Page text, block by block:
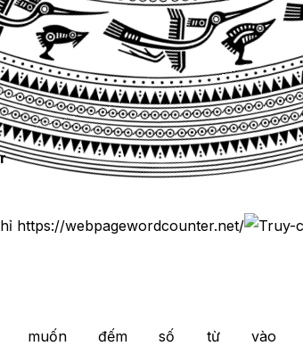
độ dài, bạn có thể dễ dàng đếm số từ
Bạn sẽ nhận được kết quả về số
lượng trang web trong vài giây. Bạn
dụng trải nghiệm nhé:
https://webpagewordcounter.net/
muốn đếm số từ